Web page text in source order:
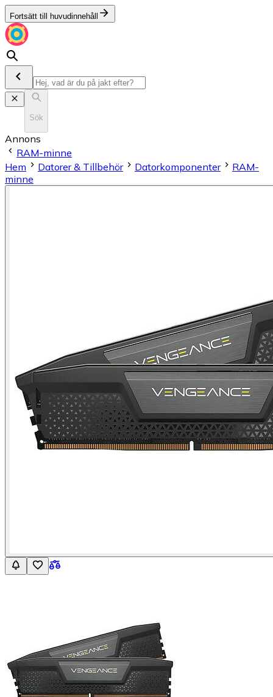
Fortsätt till huvudinnehåll
Sök
Annons
RAM-minne
Hem
Datorer & Tillbehör Datorkomponenter
RAM-
minne